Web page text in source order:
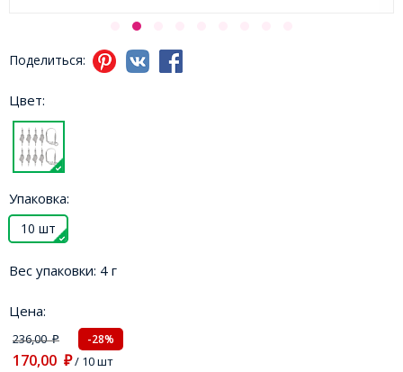
Поделиться:
Цвет:
Упаковка:
10 шт
Вес упаковки: 4 г
Цена:
236,00₽ -28%
170,00 ₽/ 10 шт